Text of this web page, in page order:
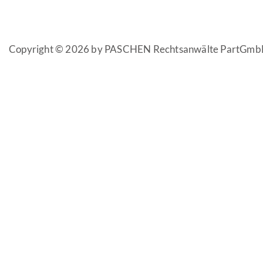
Copyright © 2026 by PASCHEN Rechtsanwälte